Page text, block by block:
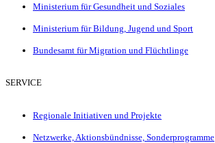
Ministerium für Gesundheit und Soziales
Ministerium für Bildung, Jugend und Sport
Bundesamt für Migration und Flüchtlinge
SERVICE
Regionale Initiativen und Projekte
Netzwerke, Aktionsbündnisse, Sonderprogramme